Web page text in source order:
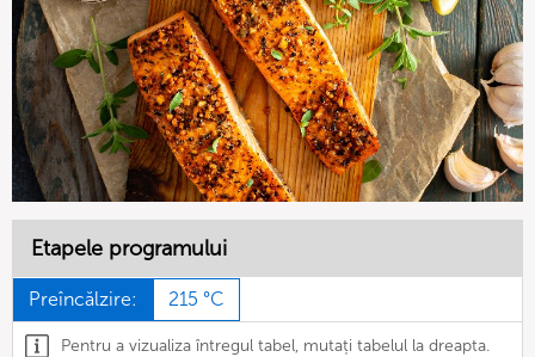
Etapele programului
Preîncălzire: 215 °C
Pentru a vizualiza întregul tabel, mutați tabelul la dreapta.